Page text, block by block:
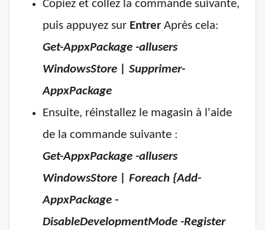
Copiez et collez la commande suivante,
puis appuyez sur Entrer Après cela:
Get-AppxPackage -allusers
WindowsStore | Supprimer-
AppxPackage
Ensuite, réinstallez le magasin à l'aide
de la commande suivante :
Get-AppxPackage -allusers
WindowsStore | Foreach {Add-
AppxPackage -
DisableDevelopmentMode -Register